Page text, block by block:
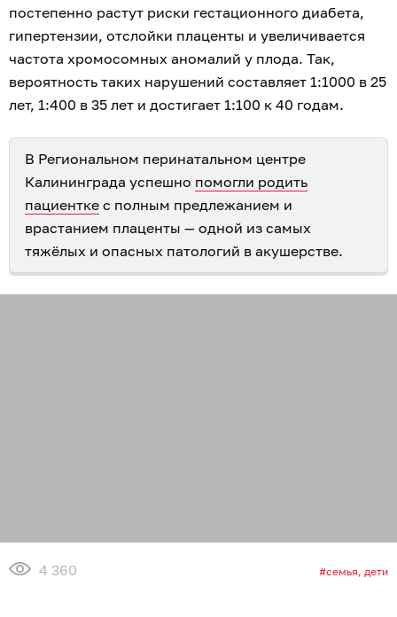
постепенно растут риски гестационного диабета,
гипертензии, отслойки плаценты и увеличивается
частота хромосомных аномалий у плода. Так,
вероятность таких нарушений составляет 1:1000 в 25
лет, 1:400 в 35 лет и достигает 1:100 к 40 годам.
В Региональном перинатальном центре
Калининграда успешно помогли родить
пациентке с полным предлежанием и
врастанием плаценты — одной из самых
тяжёлых и опасных патологий в акушерстве.
4 360 семья, дети